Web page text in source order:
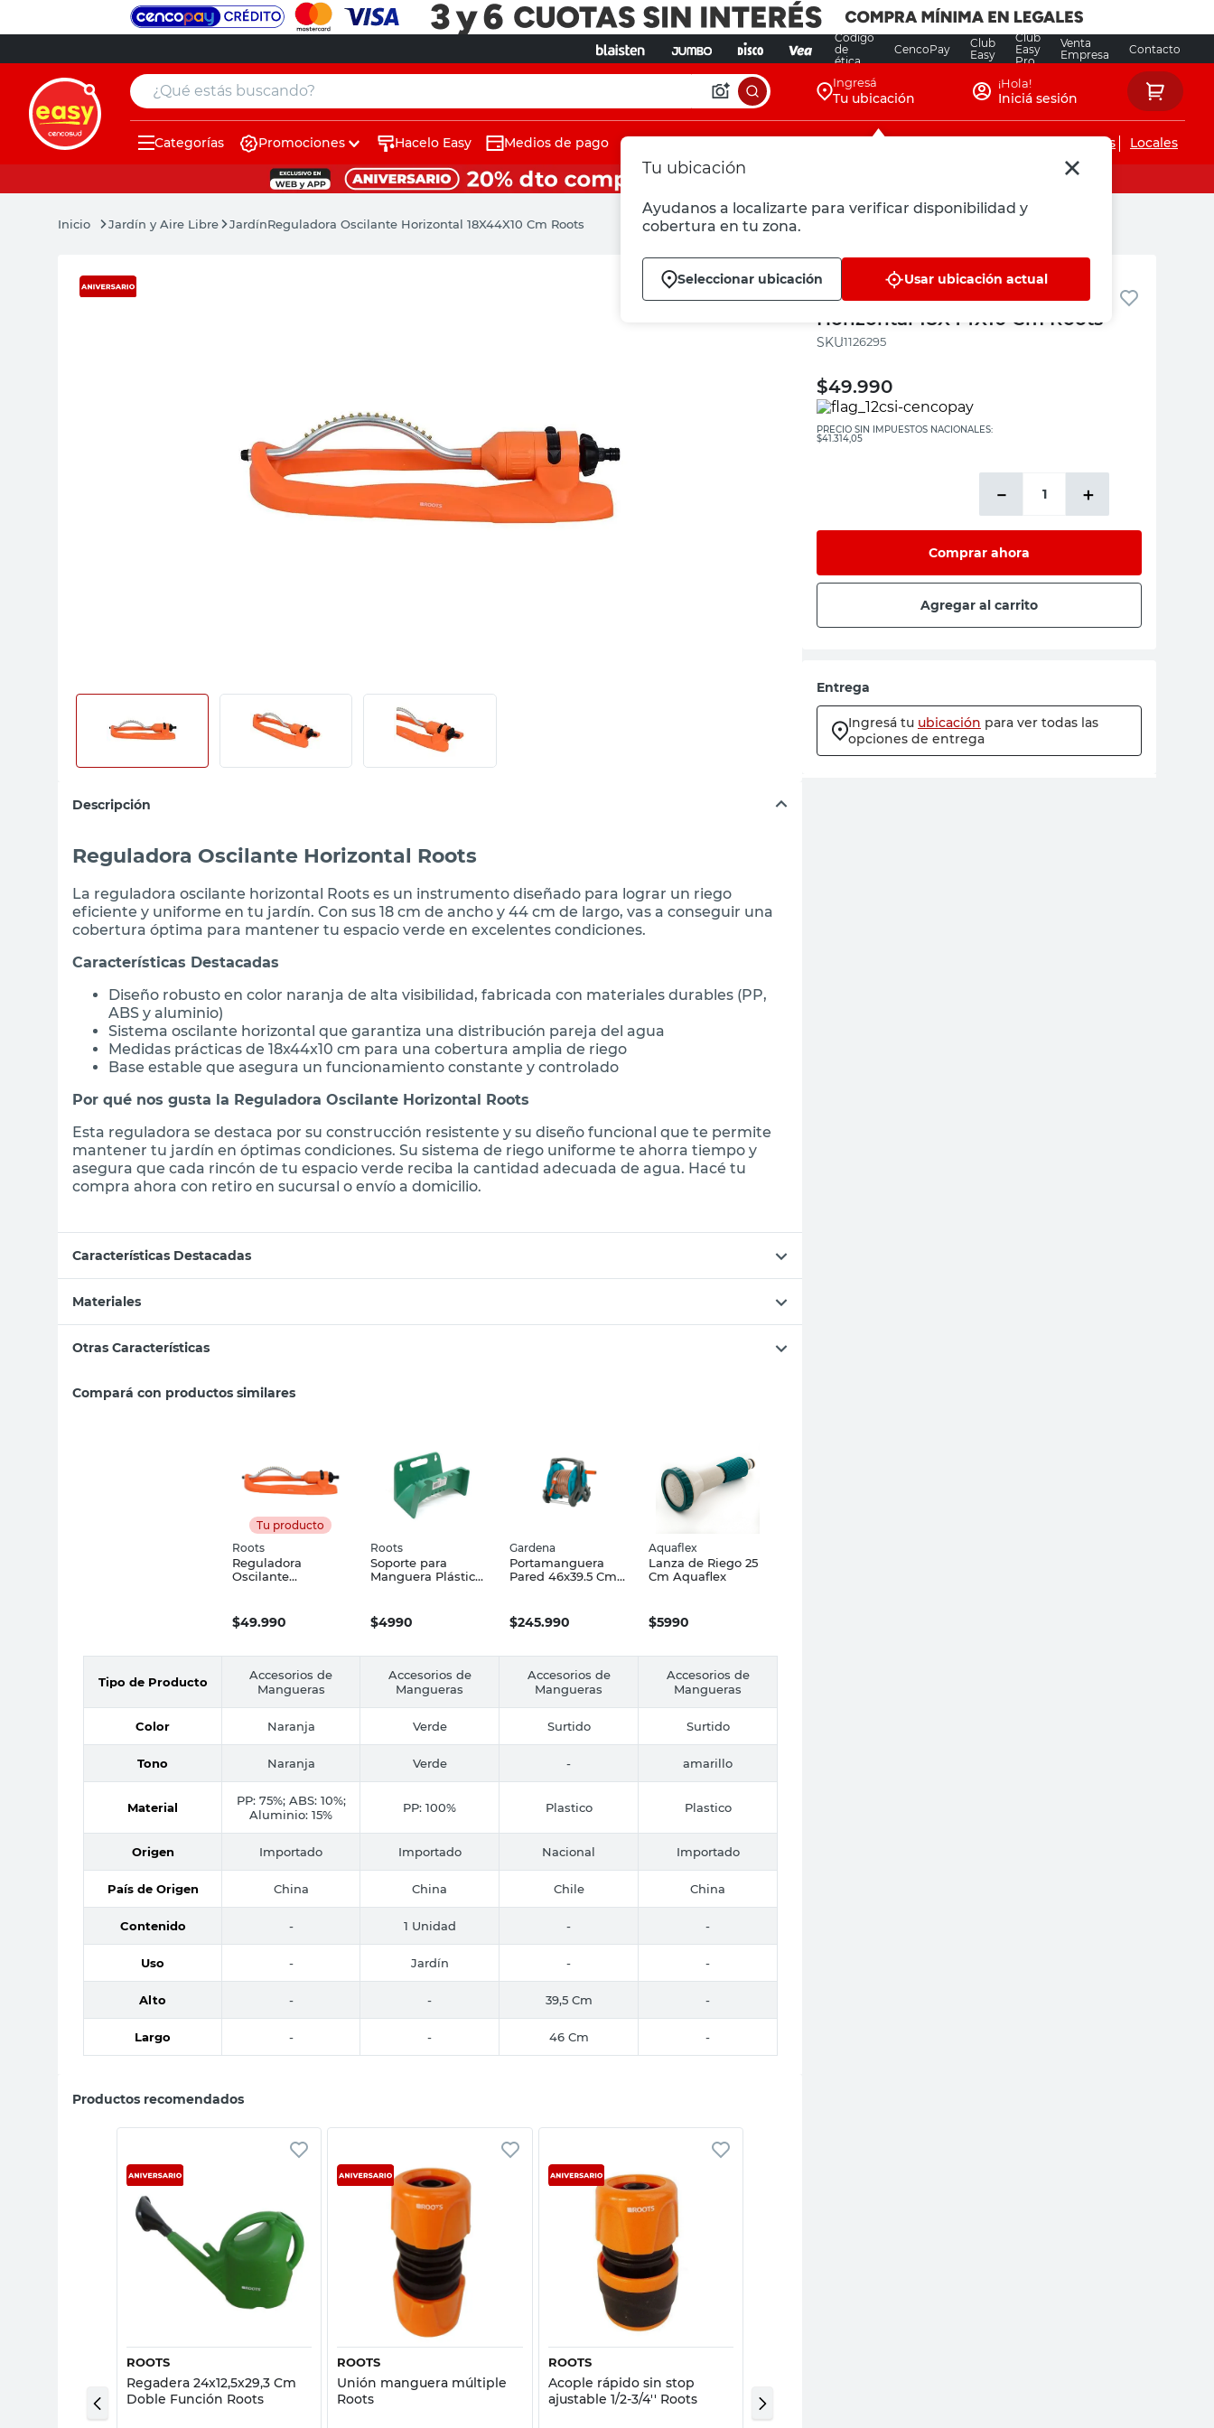
Código
de
ética
CencoPay
Club
Easy
Club
Easy
Pro
Venta
Empresa
Contacto
¿Qué estás buscando? Ingresá
Tu ubicación
Tu ubicación
Ayudanos a localizarte para verificar disponibilidad y
cobertura en tu zona.
Seleccionar ubicación Usar ubicación actual
¡Hola!
Iniciá sesión
Categorías Promociones Hacelo Easy Medios de pago Servicios de instalaciones Locales
Jardín y Aire Libre JardínReguladora Oscilante Horizontal 18X44X10 Cm Roots
Descripción
Reguladora Oscilante Horizontal Roots
La reguladora oscilante horizontal Roots es un instrumento diseñado para lograr un riego
eficiente y uniforme en tu jardín. Con sus 18 cm de ancho y 44 cm de largo, vas a conseguir una
cobertura óptima para mantener tu espacio verde en excelentes condiciones.
Características Destacadas
Diseño robusto en color naranja de alta visibilidad, fabricada con materiales durables (PP,
ABS y aluminio)
Sistema oscilante horizontal que garantiza una distribución pareja del agua
Medidas prácticas de 18x44x10 cm para una cobertura amplia de riego
Base estable que asegura un funcionamiento constante y controlado
Por qué nos gusta la Reguladora Oscilante Horizontal Roots
Esta reguladora se destaca por su construcción resistente y su diseño funcional que te permite
mantener tu jardín en óptimas condiciones. Su sistema de riego uniforme te ahorra tiempo y
asegura que cada rincón de tu espacio verde reciba la cantidad adecuada de agua. Hacé tu
compra ahora con retiro en sucursal o envío a domicilio.
Características Destacadas
Materiales
Otras Características
Compará con productos similares
Tu producto
Roots
Reguladora
Oscilante
Roots
$49.990
Roots
Soporte para
Manguera Plástico
$4990
Gardena
Portamanguera
Pared 46x39.5 Cm
$245.990
Aquaflex
Lanza de Riego 25
Cm Aquaflex
$5990
Tipo de Producto
Accesorios de
Mangueras
Accesorios de
Mangueras
Accesorios de
Mangueras
Accesorios de
Mangueras
Color Naranja Verde Surtido Surtido
Tono Naranja Verde - amarillo
Material
PP: 75%; ABS: 10%;
Aluminio: 15%
PP: 100% Plastico Plastico
Origen Importado Importado Nacional Importado
País de Origen China China Chile China
Contenido - 1 Unidad - -
Uso - Jardín - -
Alto - - 39,5 Cm -
Largo - - 46 Cm -
Productos recomendados
Vista rápida
ROOTS
Regadera 24x12,5x29,3 Cm
Doble Función Roots
Vista rápida
ROOTS
Unión manguera múltiple
Roots
Vista rápida
ROOTS
Acople rápido sin stop
ajustable 1/2-3/4'' Roots
1/2 a 3/4 Aquaflex
Roots
Reguladora Oscilante
Horizontal 18X44X10 Cm Roots
:1126295
$49.990
PRECIO SIN IMPUESTOS NACIONALES:
$41.314,05
＋
－
Comprar ahora
Agregar al carrito
Entrega
Ingresá tu ubicación para ver todas las
opciones de entrega
muebles